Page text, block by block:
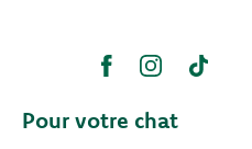
Pour votre chat